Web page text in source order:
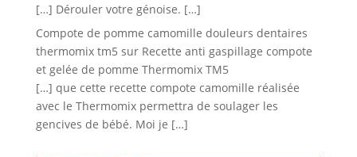
[…] Dérouler votre génoise. […]
Compote de pomme camomille douleurs dentaires
thermomix tm5 sur Recette anti gaspillage compote
et gelée de pomme Thermomix TM5
[…] que cette recette compote camomille réalisée
avec le Thermomix permettra de soulager les
gencives de bébé. Moi je […]